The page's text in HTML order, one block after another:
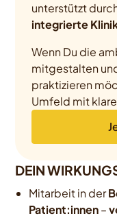
unterstützt
integrierte
Wenn Du die
mitgestalten
praktizieren
Umfeld mit
DEIN
Mitarbeit in der
Patient:innen–